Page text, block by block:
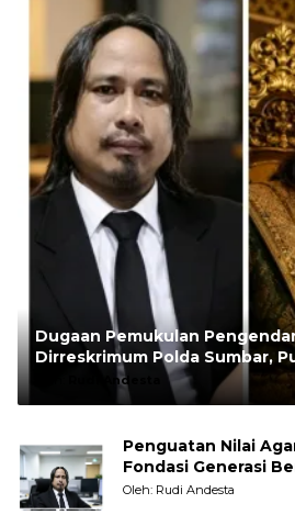
Dugaan Pemukulan
Dirreskrimum Polda Sumbar,
Penegakan Hukum yang
Rudi Andesta
Penguatan Nilai
Fondasi Generasi
Oleh: Rudi Andesta